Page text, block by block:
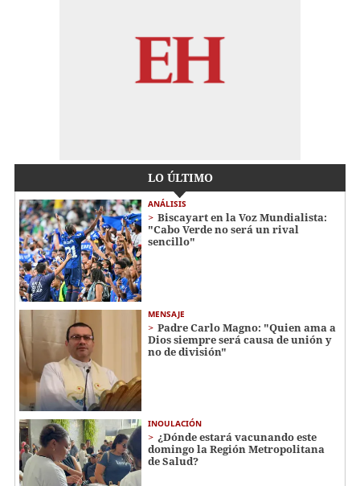
LO ÚLTIMO
ANÁLISIS
Biscayart en la Voz Mundialista:
"Cabo Verde no será un rival
sencillo"
MENSAJE
Padre Carlo Magno: "Quien ama a
Dios siempre será causa de unión y
no de división"
INOULACIÓN
¿Dónde estará vacunando este
domingo la Región Metropolitana
de Salud?